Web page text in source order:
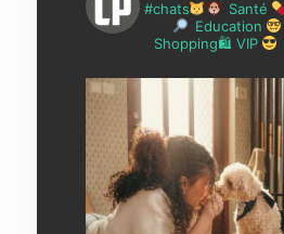
#chats
Santé
Education
Shopping🛍 VIP